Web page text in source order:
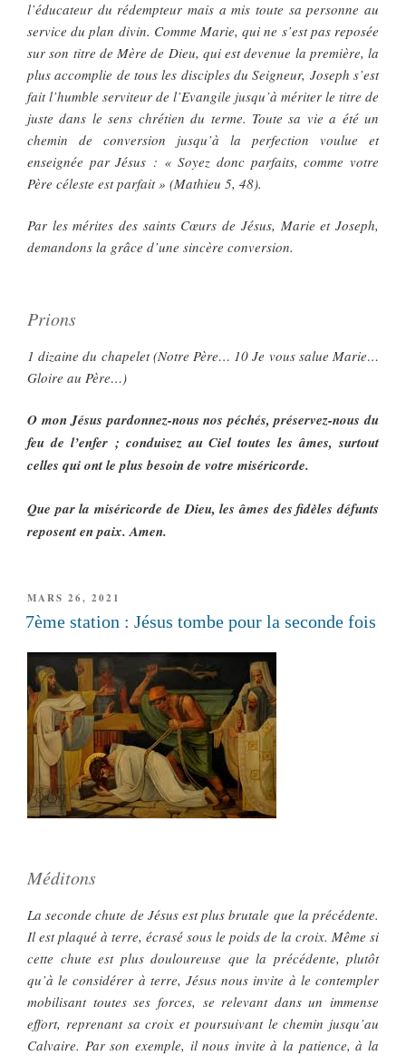
l’éducateur du rédempteur mais a mis toute sa personne au
service du plan divin. Comme Marie, qui ne s’est pas reposée
sur son titre de Mère de Dieu, qui est devenue la première, la
plus accomplie de tous les disciples du Seigneur, Joseph s’est
fait l’humble serviteur de l’Evangile jusqu’à mériter le titre de
juste dans le sens chrétien du terme. Toute sa vie a été un
chemin de conversion jusqu’à la perfection voulue et
enseignée par Jésus : « Soyez donc parfaits, comme votre
Père céleste est parfait » (Mathieu 5, 48).
Par les mérites des saints Cœurs de Jésus, Marie et Joseph,
demandons la grâce d’une sincère conversion.
Prions
1 dizaine du chapelet (Notre Père… 10 Je vous salue Marie…
Gloire au Père…)
O mon Jésus pardonnez-nous nos péchés, préservez-nous du
feu de l’enfer ; conduisez au Ciel toutes les âmes, surtout
celles qui ont le plus besoin de votre miséricorde.
Que par la miséricorde de Dieu, les âmes des fidèles défunts
reposent en paix. Amen.
PUBLIÉ
LE
MARS 26, 2021
7ème station : Jésus tombe pour la seconde fois
Méditons
La seconde chute de Jésus est plus brutale que la précédente.
Il est plaqué à terre, écrasé sous le poids de la croix. Même si
cette chute est plus douloureuse que la précédente, plutôt
qu’à le considérer à terre, Jésus nous invite à le contempler
mobilisant toutes ses forces, se relevant dans un immense
effort, reprenant sa croix et poursuivant le chemin jusqu’au
Calvaire. Par son exemple, il nous invite à la patience, à la